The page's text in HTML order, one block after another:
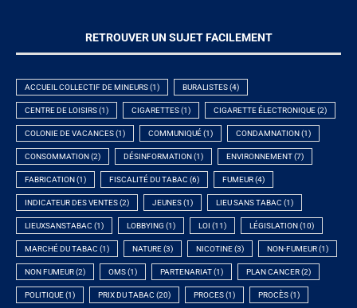
RETROUVER UN SUJET FACILEMENT
ACCUEIL COLLECTIF DE MINEURS(1) BURALISTES(4)
CENTRE DE LOISIRS(1) CIGARETTES(1) CIGARETTE ÉLECTRONIQUE(2)
COLONIE DE VACANCES(1) COMMUNIQUÉ(1) CONDAMNATION (1)
CONSOMMATION (2) DÉSINFORMATION (1) ENVIRONNEMENT(7)
FABRICATION (1) FISCALITÉ DU TABAC (6) FUMEUR(4)
INDICATEUR DES VENTES(2) JEUNES(1) LIEU SANS TABAC (1)
LIEUXSANSTABAC (1) LOBBYING (1) LOI (11) LÉGISLATION (10)
MARCHÉ DU TABAC (1) NATURE(3) NICOTINE(3) NON-FUMEUR(1)
NON FUMEUR(2) OMS(1) PARTENARIAT(1) PLAN CANCER(2)
POLITIQUE(1) PRIX DU TABAC (20) PROCES(1) PROCÈS(1)